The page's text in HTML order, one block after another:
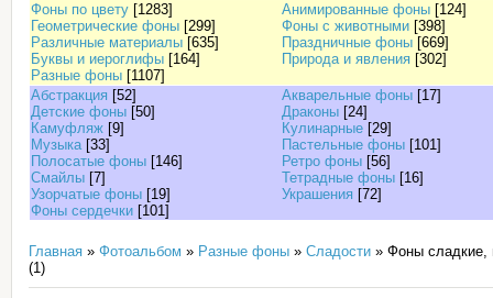
Фоны по цвету [1283] Анимированные фоны [124]
Геометрические фоны [299] Фоны с животными [398]
Различные материалы [635] Праздничные фоны [669]
Буквы и иероглифы [164] Природа и явления [302]
Разные фоны [1107]
Абстракция [52] Акварельные фоны [17]
Детские фоны [50] Драконы [24]
Камуфляж [9] Кулинарные [29]
Музыка [33] Пастельные фоны [101]
Полосатые фоны [146] Ретро фоны [56]
Смайлы [7] Тетрадные фоны [16]
Узорчатые фоны [19] Украшения [72]
Фоны сердечки [101]
Главная » Фотоальбом » Разные фоны » Сладости » Фоны сладкие,
(1)